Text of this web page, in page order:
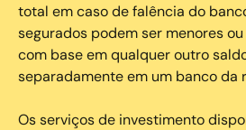
total em caso de falência do
segurados podem ser menores
com base em qualquer outro
separadamente em um banco da
Os serviços de investimento